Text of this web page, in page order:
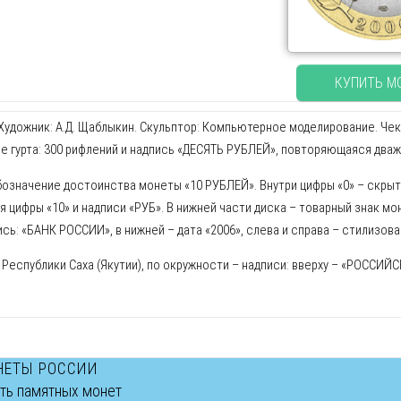
КУПИТЬ
А.Д. Щаблыкин. Скульптор: Компьютерное моделирование.
300 рифлений и надпись «ДЕСЯТЬ РУБЛЕЙ», повторяющаяся
достоинства монеты «10 РУБЛЕЙ». Внутри цифры «0» –
цифры «10» и надписи «РУБ». В нижней части диска – товарный знак
«БАНК РОССИИ», в нижней – дата «2006», слева и справа –
Саха (Якутии), по окружности – надписи: вверху –
РОССИИ
памятных монет